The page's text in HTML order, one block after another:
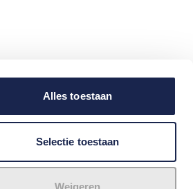
Alles toestaan
Selectie toestaan
Weigeren